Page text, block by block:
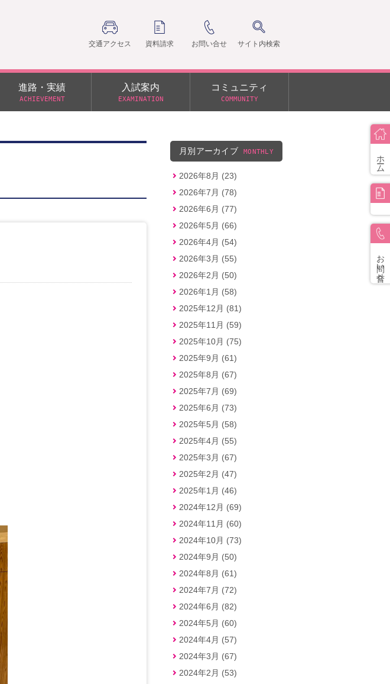
ホーム
お問い合せ
交通アクセス 資料請求 お問い合せ サイト内検索
ス）
進路・実績
ACHIEVEMENT
入試案内
EXAMINATION
コミュニティ
COMMUNITY
月別アーカイブ MONTHLY
2026年8月 (23)
2026年7月 (78)
2026年6月 (77)
2026年5月 (66)
2026年4月 (54)
2026年3月 (55)
2026年2月 (50)
2026年1月 (58)
2025年12月 (81)
2025年11月 (59)
2025年10月 (75)
2025年9月 (61)
2025年8月 (67)
2025年7月 (69)
2025年6月 (73)
2025年5月 (58)
2025年4月 (55)
2025年3月 (67)
2025年2月 (47)
2025年1月 (46)
2024年12月 (69)
2024年11月 (60)
2024年10月 (73)
2024年9月 (50)
2024年8月 (61)
2024年7月 (72)
2024年6月 (82)
2024年5月 (60)
2024年4月 (57)
2024年3月 (67)
2024年2月 (53)